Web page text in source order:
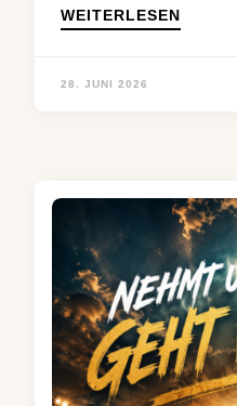
WEITERLESEN
28. JUNI 2026